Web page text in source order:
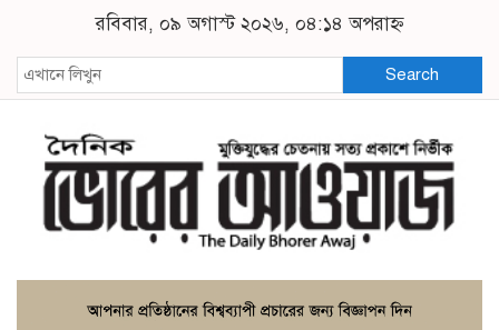
রবিবার, ০৯ অগাস্ট ২০২৬, ০৪:১৪ অপরাহ্ন
Search